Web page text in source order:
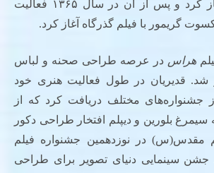
حرفه‌ای خود را آغاز کرد و پس از آن در سال ۱۳۶۵ فعالیت
گریمور با فیلم گذرگاه آغاز کرد.
هراس در عرصه طراحی صحنه و لباس
شد. قدیریان در طول فعالیت هنری خود
جشنواره‌های مختلف دریافت کرد که از
سیمرغ بلورین و دیپلم افتخار طراحی دکور
مقدس(س) در نوزدهمین جشنواره فیلم
سینمایی دنیای تصویر برای طراحی